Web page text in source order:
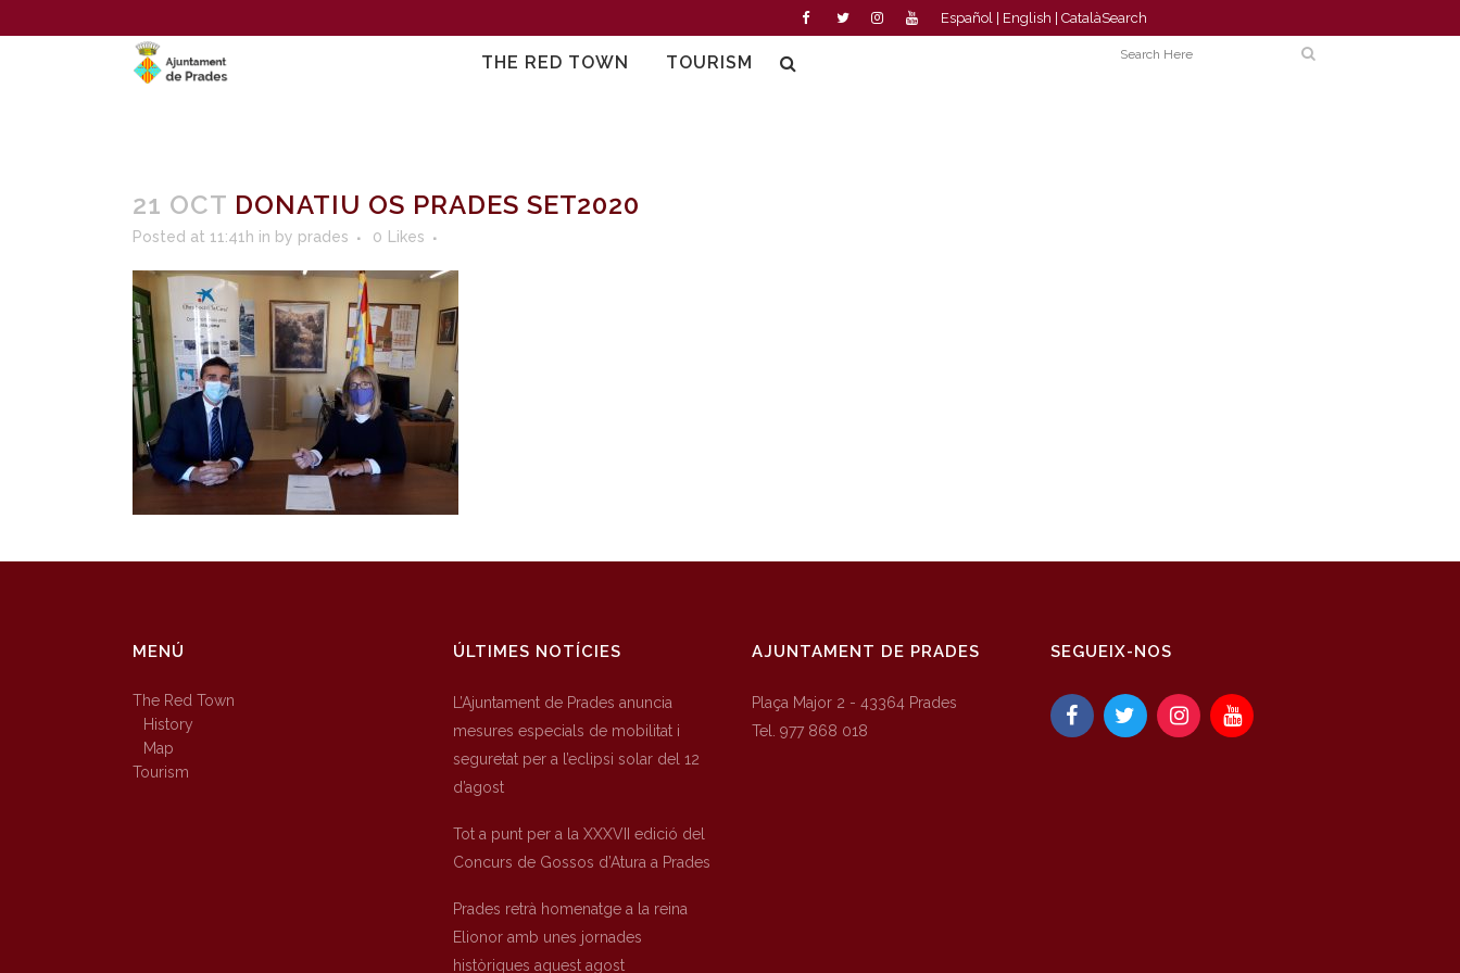
Español English CatalàSearch
THE RED TOWN TOURISM
21 OCT DONATIU OS PRADES SET2020
Posted at 11:41h in by prades 0 Likes
MENÚ
The Red Town
History
Map
Tourism
ÚLTIMES NOTÍCIES
L’Ajuntament de Prades anuncia
mesures especials de mobilitat i
seguretat per a l’eclipsi solar del 12
d’agost
Tot a punt per a la XXXVII edició del
Concurs de Gossos d’Atura a Prades
Prades retrà homenatge a la reina
Elionor amb unes jornades
històriques aquest agost
AJUNTAMENT DE PRADES
Plaça Major 2 - 43364 Prades
Tel. 977 868 018
SEGUEIX-NOS